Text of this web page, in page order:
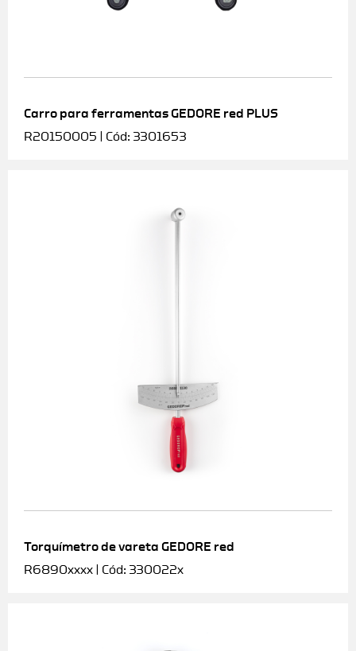
Carro para ferramentas GEDORE red PLUS
R20150005 | Cód: 3301653
Torquímetro de vareta GEDORE red
R6890xxxx | Cód: 330022x